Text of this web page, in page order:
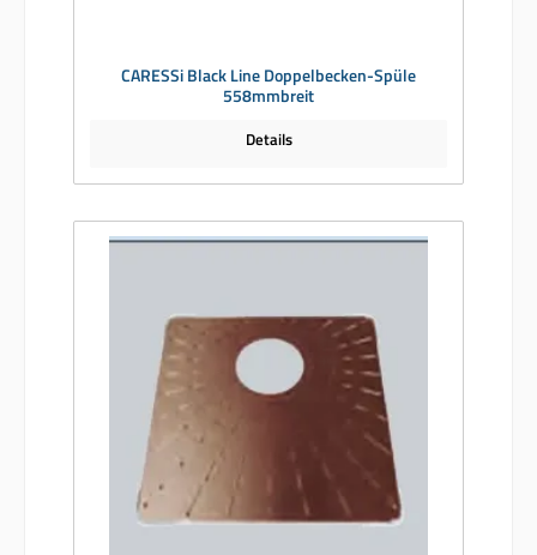
CARESSi Black Line Doppelbecken-Spüle
558mmbreit
Details